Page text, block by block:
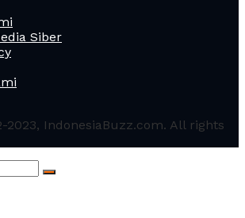
Siber
2023, IndonesiaBuzz.com. All rights